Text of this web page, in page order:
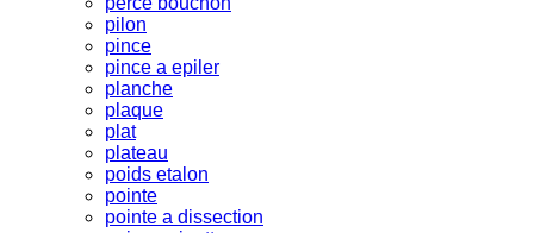
pilon
pince
pince a epiler
planche
plaque
plat
plateau
poids etalon
pointe
pointe a dissection